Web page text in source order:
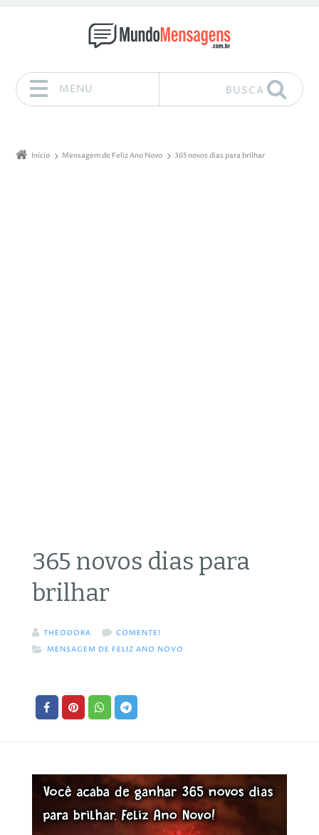
MENU BUSCA
Início Mensagem de Feliz Ano Novo 365 novos dias para brilhar
365 novos dias para
brilhar
THEODORA
COMENTE!
MENSAGEM DE FELIZ ANO NOVO